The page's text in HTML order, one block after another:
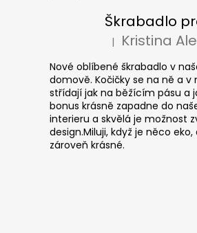
Hodnocení
|
Nové oblíbené škrabadlo v
domově. Kočičky se na ně a v
střídají jak na běžícím pásu a
bonus krásně zapadne do
interieru a skvělá je možnost
design.Miluji, když je něco eko,
zároveň krásné.